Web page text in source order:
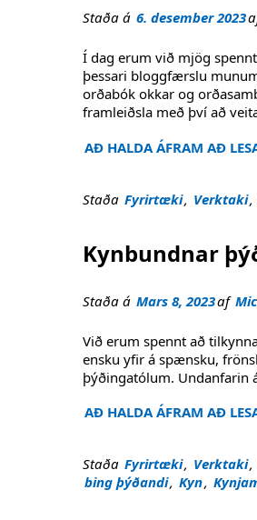
Staða á 6. desember 2023
Í dag erum við mjög
þessari bloggfærslu
orðabók okkar og
framleiðsla með því að
AÐ HALDA ÁFRAM AÐ
"Azure AI Custom
Staða Fyrirtæki, Verktaki,
Kynbundnar
Staða á Mars 8, 2023af
Við erum spennt að
ensku yfir á spænsku,
þýðingatólum. Undanfarin
AÐ HALDA ÁFRAM AÐ
"Kynbundnar þýðingar
Staða Fyrirtæki, Verktaki,
bing þýðandi, Kyn,